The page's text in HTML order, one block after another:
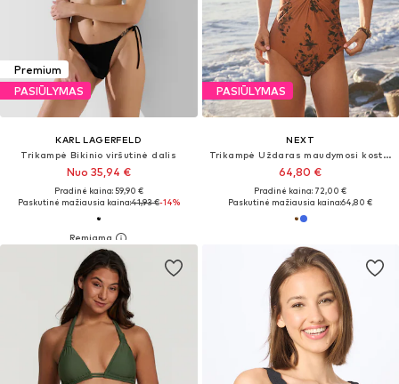
Premium
PASIŪLYMAS
KARL LAGERFELD
Trikampė Bikinio viršutinė dalis
Nuo 35,94 €
Pradinė kaina: 59,90 €
Paskutinė mažiausia kaina:41,93 €-14%
PASIŪLYMAS
NEXT
Trikampė Uždaras maudymosi kostiumėlis
64,80 €
Pradinė kaina: 72,00 €
Paskutinė mažiausia kaina:64,80 €